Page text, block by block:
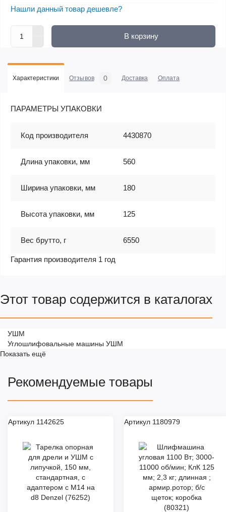
Нашли данный товар дешевле?
В корзину
Характеристики Отзывов 0 Доставка Оплата
ПАРАМЕТРЫ УПАКОВКИ
Код производителя 4430870
Длина упаковки, мм 560
Ширина упаковки, мм 180
Высота упаковки, мм 125
Вес брутто, г 6550
Гарантия производителя 1 год
Этот товар содержится в каталогах
УШМ
Углошлифовальные машины УШМ
Показать ещё
Рекомендуемые товары
Артикул 1142625 Артикул 1180979